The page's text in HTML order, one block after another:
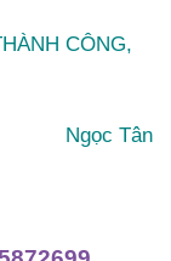
CÔNG,
Ngọc Tân